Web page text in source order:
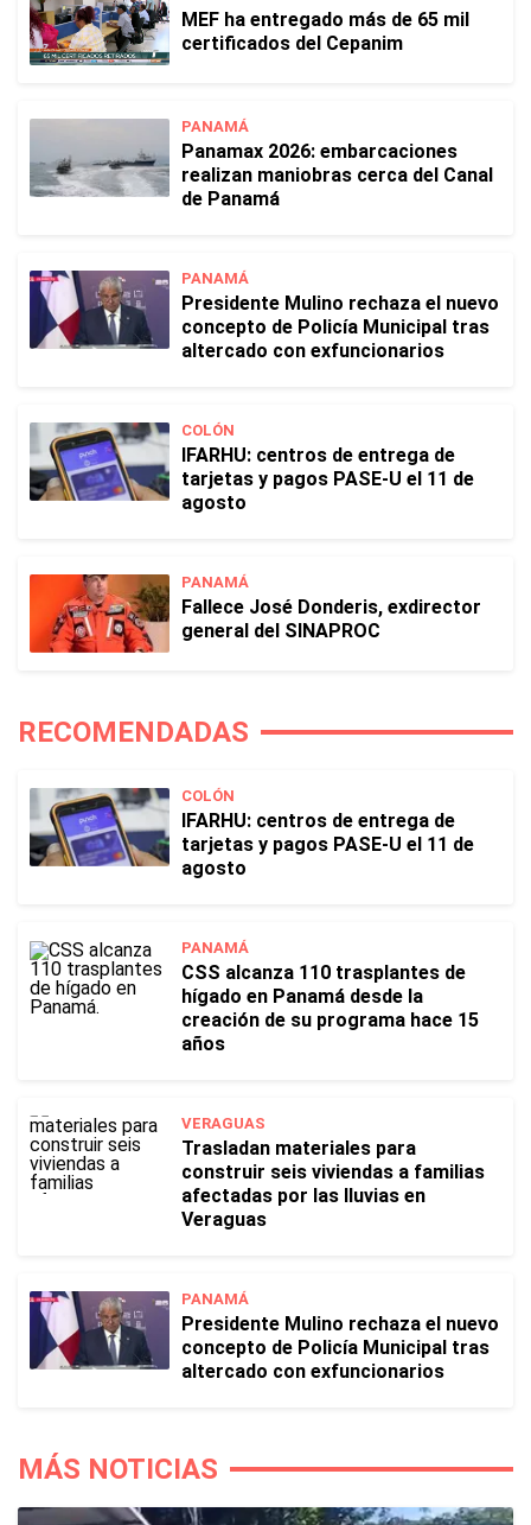
MEF ha entregado más de 65 mil
certificados del Cepanim
PANAMÁ
Panamax 2026: embarcaciones
realizan maniobras cerca del Canal
de Panamá
PANAMÁ
Presidente Mulino rechaza el nuevo
concepto de Policía Municipal tras
altercado con exfuncionarios
COLÓN
IFARHU: centros de entrega de
tarjetas y pagos PASE-U el 11 de
agosto
PANAMÁ
Fallece José Donderis, exdirector
general del SINAPROC
RECOMENDADAS
COLÓN
IFARHU: centros de entrega de
tarjetas y pagos PASE-U el 11 de
agosto
PANAMÁ
CSS alcanza 110 trasplantes de
hígado en Panamá desde la
creación de su programa hace 15
años
VERAGUAS
Trasladan materiales para
construir seis viviendas a familias
afectadas por las lluvias en
Veraguas
PANAMÁ
Presidente Mulino rechaza el nuevo
concepto de Policía Municipal tras
altercado con exfuncionarios
MÁS NOTICIAS